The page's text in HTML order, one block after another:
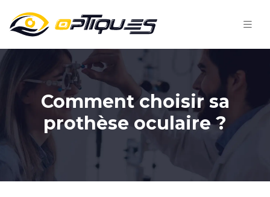
Comment choisir sa
prothèse oculaire ?